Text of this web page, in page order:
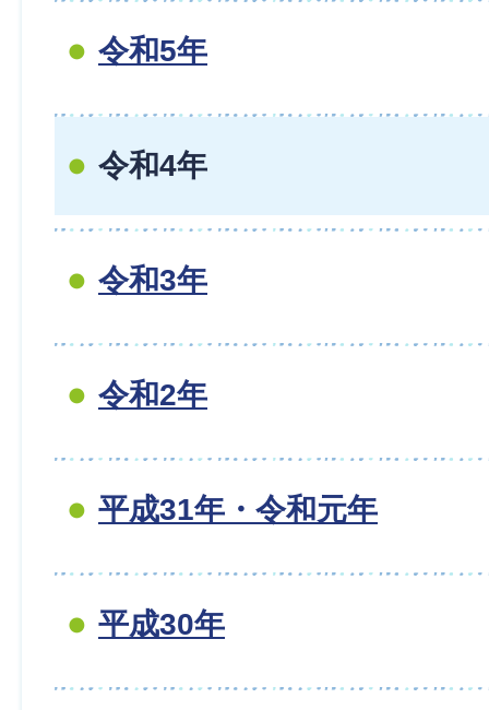
令和5年
令和4年
令和3年
令和2年
平成31年・令和元年
平成30年